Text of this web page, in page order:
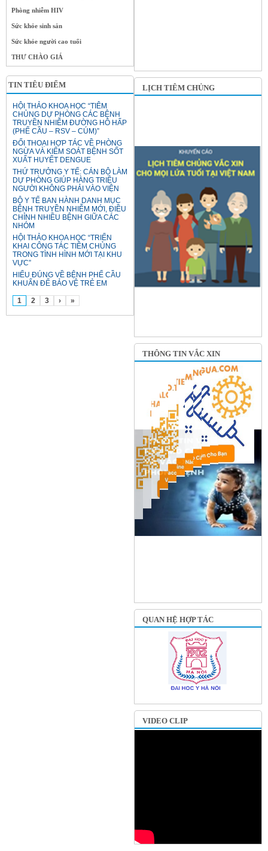
Phòng nhiễm HIV
Sức khỏe sinh sản
Sức khỏe người cao tuổi
THƯ CHÀO GIÁ
TIN TIÊU ĐIỂM
HỘI THẢO KHOA HỌC “TIÊM
CHỦNG DỰ PHÒNG CÁC BỆNH
TRUYỀN NHIỄM ĐƯỜNG HÔ HẤP
(PHẾ CẦU – RSV – CÚM)”
ĐỐI THOẠI HỢP TÁC VỀ PHÒNG
NGỪA VÀ KIỂM SOÁT BỆNH SỐT
XUẤT HUYẾT DENGUE
THỨ TRƯỞNG Y TẾ: CÁN BỘ LÀM
DỰ PHÒNG GIÚP HÀNG TRIỆU
NGƯỜI KHÔNG PHẢI VÀO VIỆN
BỘ Y TẾ BAN HÀNH DANH MỤC
BỆNH TRUYỀN NHIỄM MỚI, ĐIỀU
CHỈNH NHIỀU BỆNH GIỮA CÁC
NHÓM
HỘI THẢO KHOA HỌC “TRIỂN
KHAI CÔNG TÁC TIÊM CHỦNG
TRONG TÌNH HÌNH MỚI TẠI KHU
VỰC”
HIỂU ĐÚNG VỀ BỆNH PHẾ CẦU
KHUẨN ĐỂ BẢO VỆ TRẺ EM
1 2 3 › »
LỊCH TIÊM CHỦNG
THÔNG TIN VẮC XIN
QUAN HỆ HỢP TÁC
VIDEO CLIP